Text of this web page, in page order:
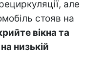
але
стояв на
вікна та
низькій